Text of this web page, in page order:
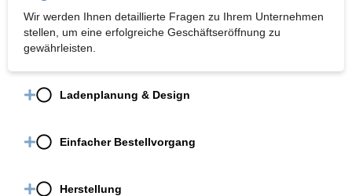
Wir werden Ihnen detaillierte Fragen zu Ihrem Unternehmen
stellen, um eine erfolgreiche Geschäftseröffnung zu
gewährleisten.
Ladenplanung & Design
Einfacher Bestellvorgang
Herstellung